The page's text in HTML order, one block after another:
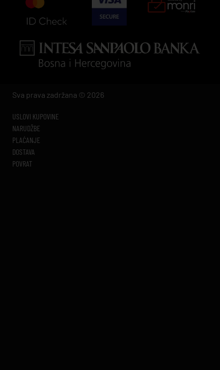
Sva prava zadržana © 2026
USLOVI KUPOVINE
NARUDŽBE
PLAĆANJE
DOSTAVA
POVRAT